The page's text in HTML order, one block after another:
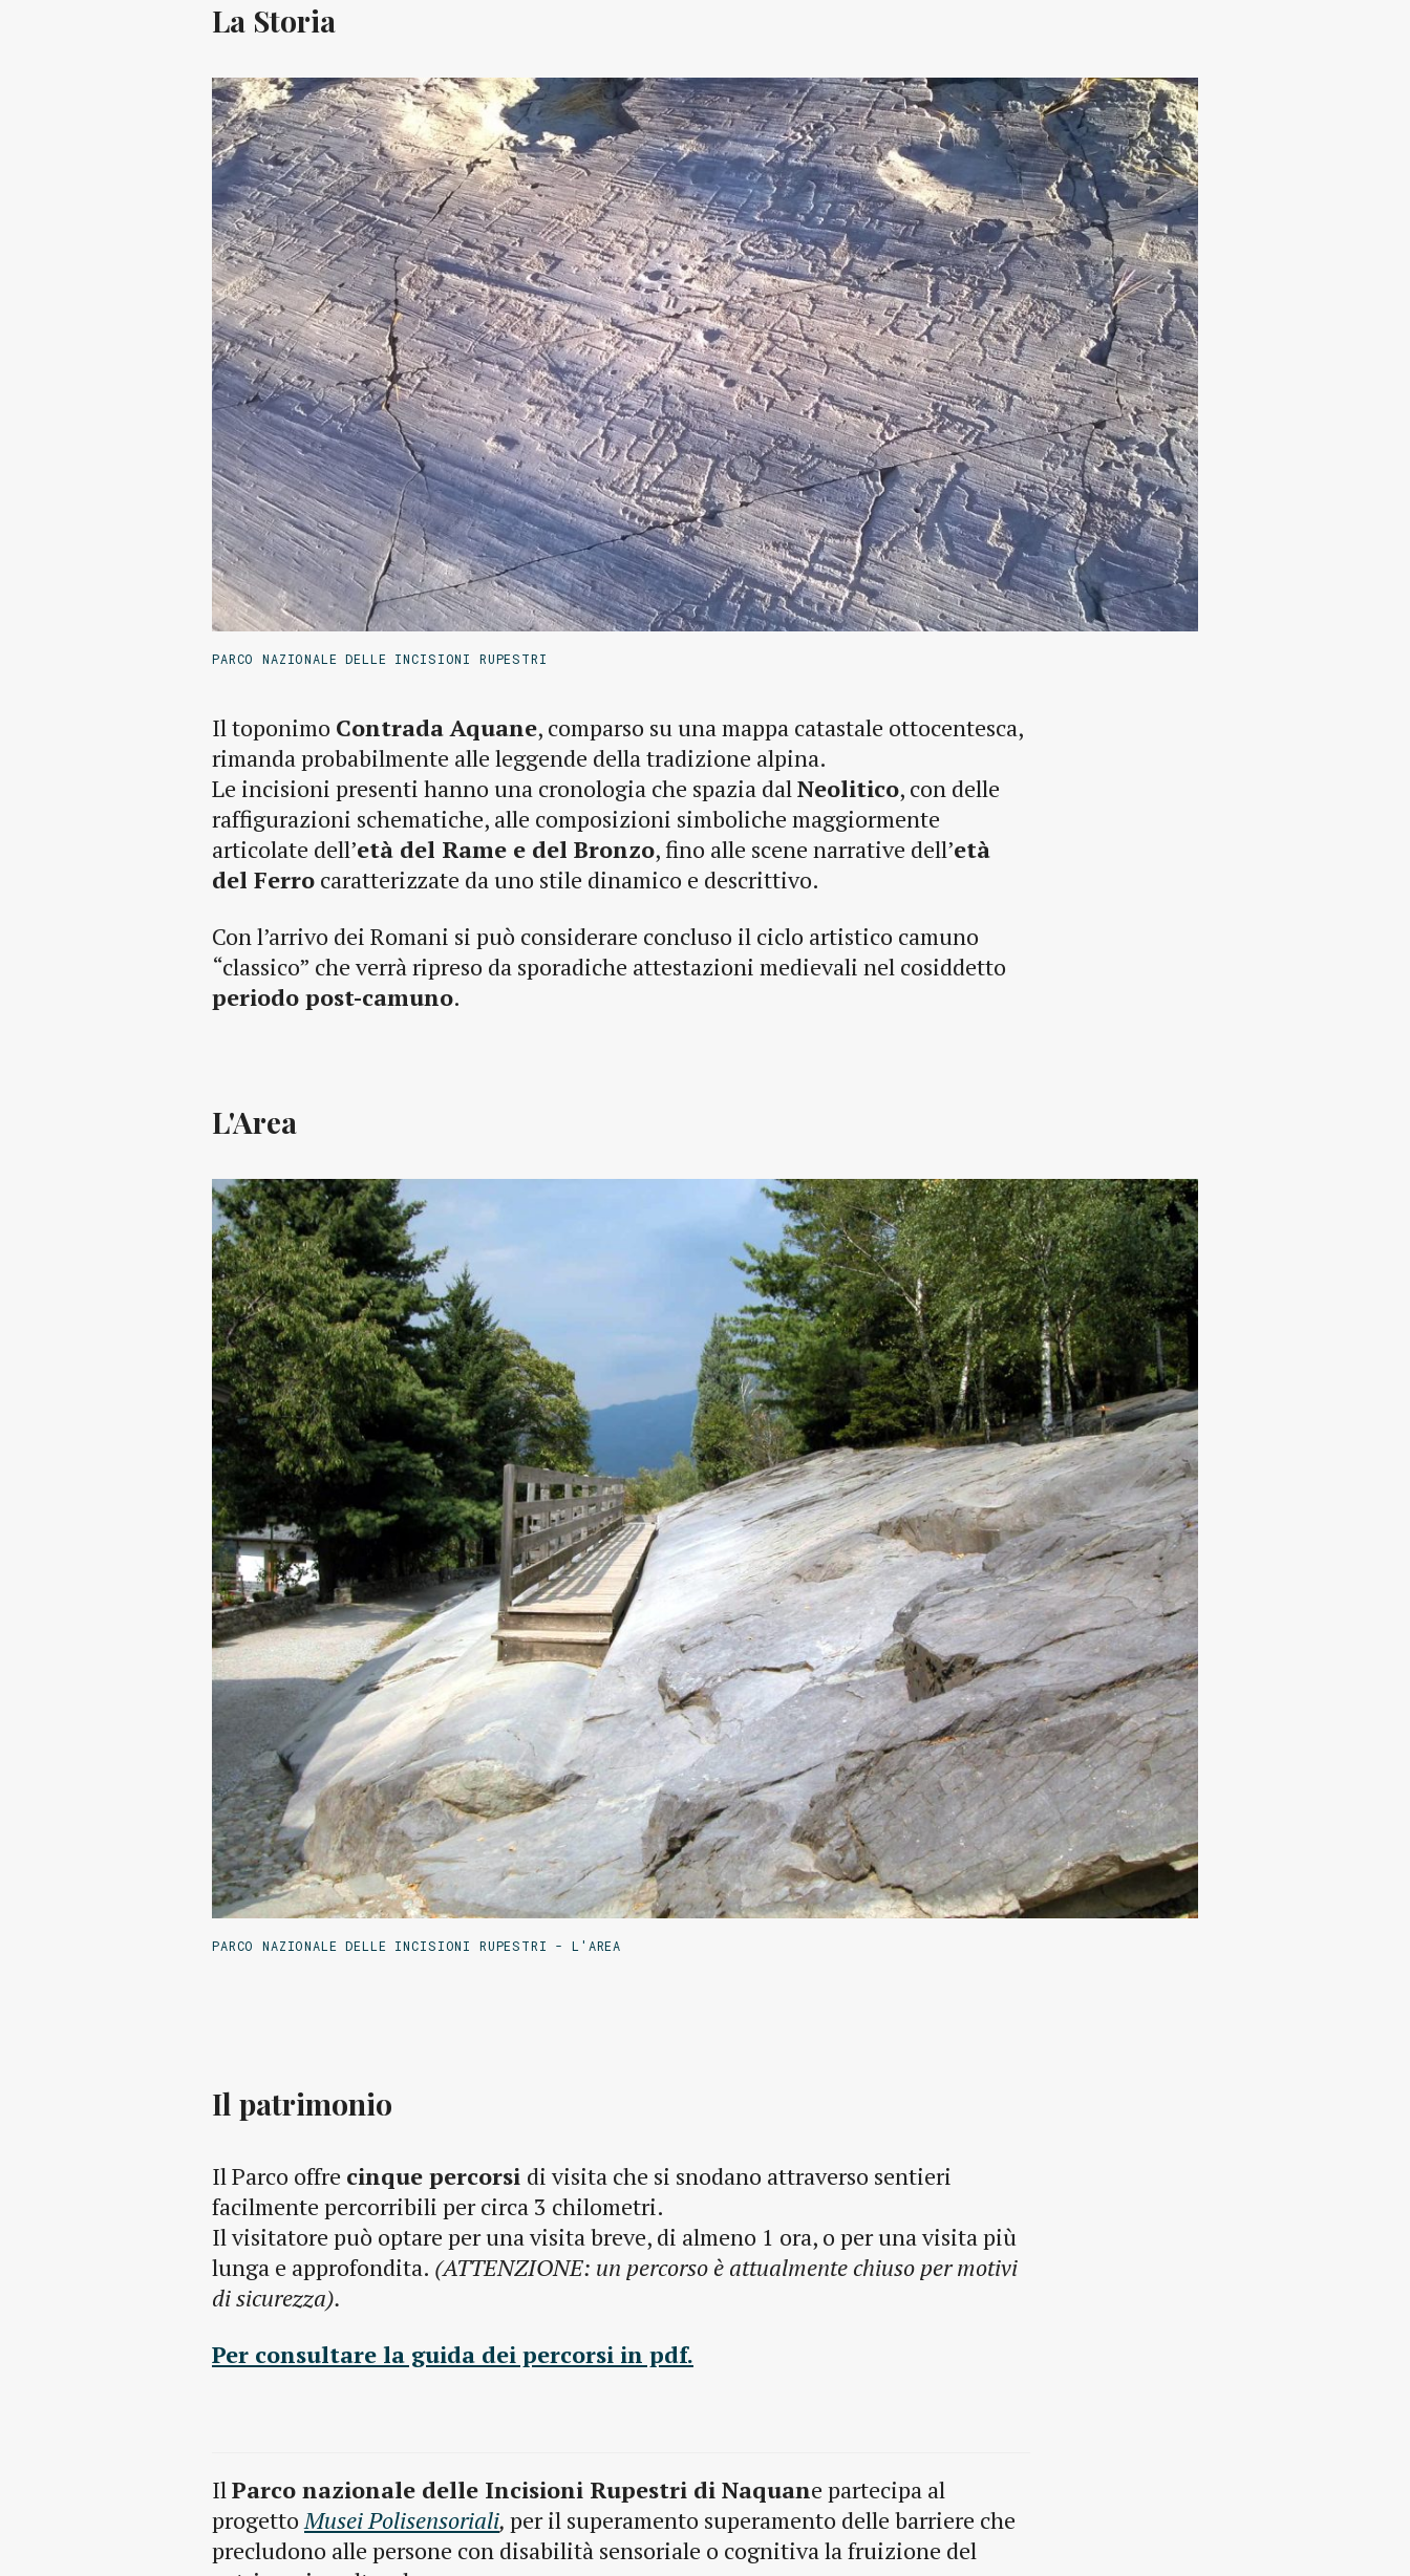
La Storia
PARCO NAZIONALE DELLE INCISIONI RUPESTRI
Il toponimo Contrada Aquane, comparso su una mappa catastale ottocentesca,
rimanda probabilmente alle leggende della tradizione alpina.
Le incisioni presenti hanno una cronologia che spazia dalNeolitico, con delle
raffigurazioni schematiche, alle composizioni simboliche maggiormente
articolate dell’età del Rame e del Bronzo, fino alle scene narrative dell’età
del Ferro caratterizzate da uno stile dinamico e descrittivo.
Con l’arrivo dei Romani si può considerare concluso il ciclo artistico camuno
“classico” che verrà ripreso da sporadiche attestazioni medievali nel cosiddetto
periodo post-camuno.
L'Area
PARCO NAZIONALE DELLE INCISIONI RUPESTRI - L'AREA
Il patrimonio
Il Parco offre cinque percorsi di visita che si snodano attraverso sentieri
facilmente percorribili per circa 3 chilometri.
Il visitatore può optare per una visita breve, di almeno 1 ora, o per una visita più
lunga e approfondita. (ATTENZIONE: un percorso è attualmente chiuso per motivi
di sicurezza).
Per consultare la guida dei percorsi in pdf.
IlParco nazionale delle Incisioni Rupestri di Naquane partecipa al
progettoMusei Polisensoriali, per il superamento superamento delle barriere che
precludono alle persone con disabilità sensoriale o cognitiva la fruizione del